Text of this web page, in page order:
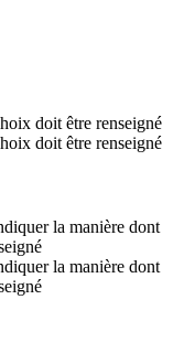
doit être renseigné
doit être renseigné
la manière dont
la manière dont